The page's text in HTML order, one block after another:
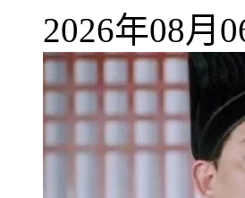
2026年08月